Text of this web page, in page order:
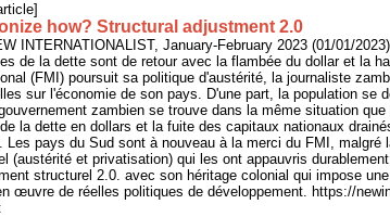
how? Structural adjustment 2.0
INTERNATIONALIST, January-February 2023 (01/01/
de la dette sont de retour avec la flambée du dollar et la
(FMI) poursuit sa politique d'austérité, la journaliste
sur l'économie de son pays. D'une part, la population se
zambien se trouve dans la même situation
la dette en dollars et la fuite des capitaux nationaux
Les pays du Sud sont à nouveau à la merci du FMI,
(austérité et privatisation) qui les ont appauvris
structurel 2.0. avec son héritage colonial qui impose
œuvre de réelles politiques de développement. https://